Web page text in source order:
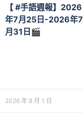
【 #手語週報】2026
年7月25日-2026年7
月31日🎬
2026 年 8 月 1 日